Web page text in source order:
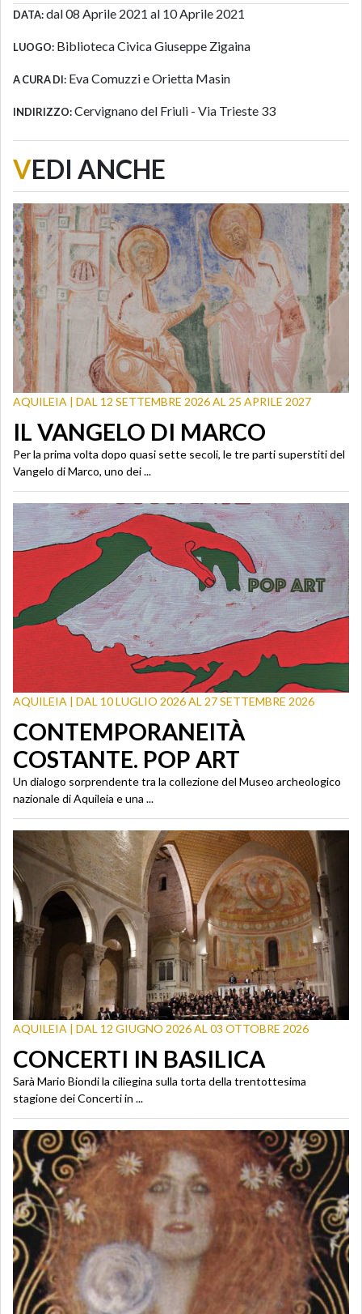
DATA:dal 08 Aprile 2021 al 10 Aprile 2021
LUOGO: Biblioteca Civica Giuseppe Zigaina
A CURA DI: Eva Comuzzi e Orietta Masin
INDIRIZZO:Cervignano del Friuli - Via Trieste 33
VEDI ANCHE
AQUILEIA | DAL 12 SETTEMBRE 2026 AL 25 APRILE 2027
IL VANGELO DI MARCO
Per la prima volta dopo quasi sette secoli, le tre parti superstiti del
Vangelo di Marco, uno dei ...
AQUILEIA | DAL 10 LUGLIO 2026 AL 27 SETTEMBRE 2026
CONTEMPORANEITÀ
COSTANTE. POP ART
Un dialogo sorprendente tra la collezione del Museo archeologico
nazionale di Aquileia e una ...
AQUILEIA | DAL 12 GIUGNO 2026 AL 03 OTTOBRE 2026
CONCERTI IN BASILICA
Sarà Mario Biondi la ciliegina sulla torta della trentottesima
stagione dei Concerti in ...